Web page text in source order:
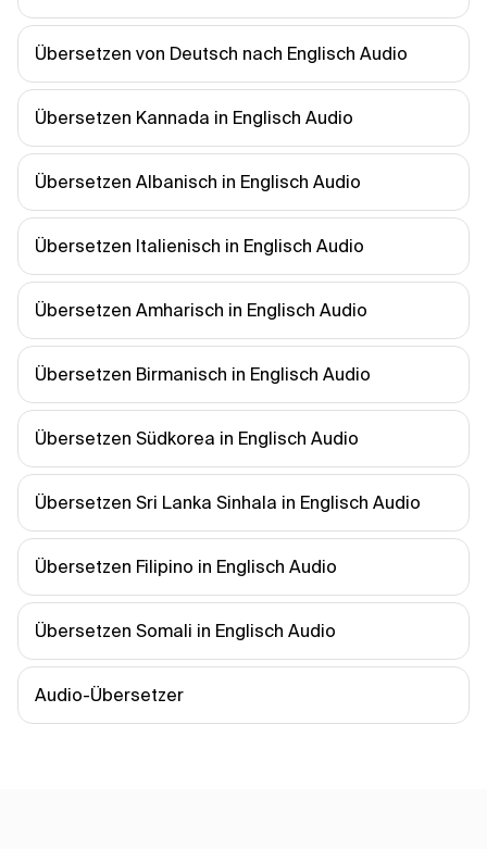
Übersetzen von Deutsch nach Englisch Audio
Übersetzen Kannada in Englisch Audio
Übersetzen Albanisch in Englisch Audio
Übersetzen Italienisch in Englisch Audio
Übersetzen Amharisch in Englisch Audio
Übersetzen Birmanisch in Englisch Audio
Übersetzen Südkorea in Englisch Audio
Übersetzen Sri Lanka Sinhala in Englisch Audio
Übersetzen Filipino in Englisch Audio
Übersetzen Somali in Englisch Audio
Audio-Übersetzer